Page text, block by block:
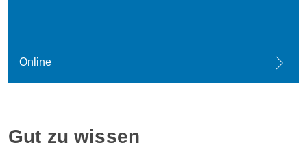
Online
Gut zu wissen